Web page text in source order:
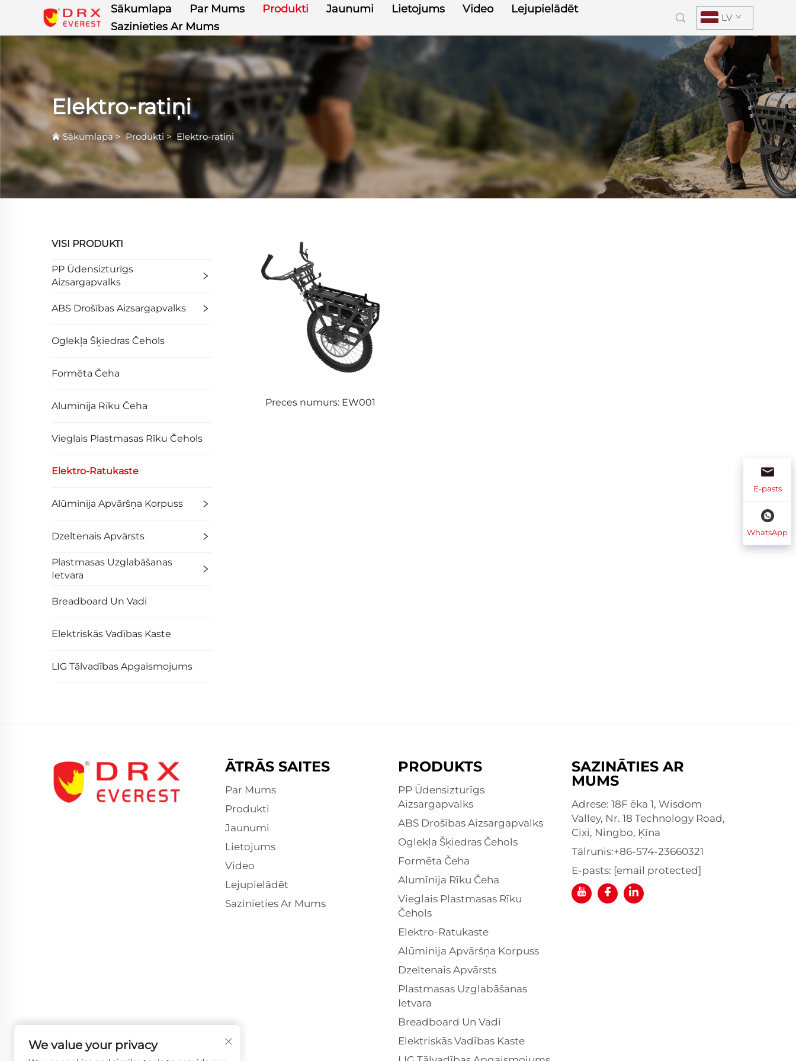
Sākumlapa Par Mums Produkti Jaunumi Lietojums Video
Lejupielādēt
Sazinieties Ar Mums
LV
Elektro-ratiņi
Sākumlapa>Produkti > Elektro-ratiņi
VISI PRODUKTI
PP Ūdensizturīgs
Aizsargapvalks
ABS Drošības Aizsargapvalks
Oglekļa Šķiedras Čehols
Formēta Čeha
Alumīnija Rīku Čeha
Vieglais Plastmasas Rīku Čehols
Elektro-Ratukaste
Alūminija Apvāršņa Korpuss
Dzeltenais Apvārsts
Plastmasas Uzglabāšanas
Ietvara
Breadboard Un Vadi
Elektriskās Vadības Kaste
LIG Tālvadības Apgaismojums
Preces numurs: EW001
E-pasts
WhatsApp
ĀTRĀS SAITES
Par Mums
Produkti
Jaunumi
Lietojums
Video
Lejupielādēt
Sazinieties Ar Mums
PRODUKTS
PP Ūdensizturīgs
Aizsargapvalks
ABS Drošības Aizsargapvalks
Oglekļa Šķiedras Čehols
Formēta Čeha
Alumīnija Rīku Čeha
Vieglais Plastmasas Rīku
Čehols
Elektro-Ratukaste
Alūminija Apvāršņa Korpuss
Dzeltenais Apvārsts
Plastmasas Uzglabāšanas
Ietvara
Breadboard Un Vadi
Elektriskās Vadības Kaste
SAZINĀTIES AR
MUMS
Adrese: 18F ēka 1, Wisdom
Valley, Nr. 18 Technology Road,
Cixi, Ningbo, Ķīna
Tālrunis:+86-574-23660321
E-pasts: [email protected]
We value your privacy